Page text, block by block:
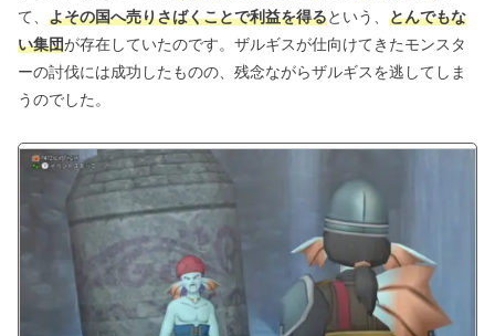
て、 よその国へ売りさばくことで利益を得るという、 とんでもな
い集団が存在していたのです。ザルギスが仕向けてきたモンスタ
ーの討伐には成功したものの、残念ながらザルギスを逃してしま
うのでした。